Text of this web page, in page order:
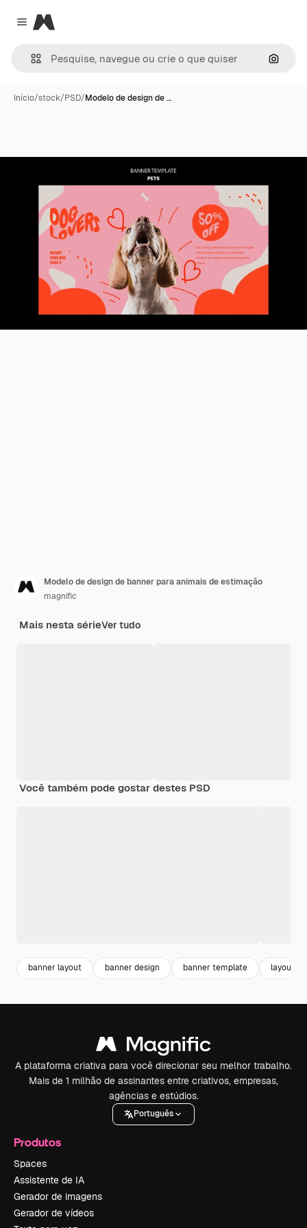
Close menu
Magnific
Início/stock/PSD/Modelo de design de …
Modelo de design de banner para animais de estimação
magnific
Mais nesta sérieVer tudo
Você também pode gostar destes PSD
banner layout banner design banner template layout
A plataforma criativa para você direcionar seu melhor trabalho.
Mais de 1 milhão de assinantes entre criativos, empresas,
agências e estúdios.
Português
Produtos
Spaces
Assistente de IA
Gerador de imagens
Gerador de vídeos